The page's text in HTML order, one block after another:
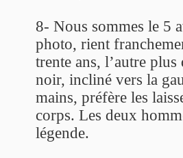
8- Nous sommes le 5
photo, rient
trente ans, l’autre
noir, incliné vers la
mains, préfère les
corps. Les deux
légende.